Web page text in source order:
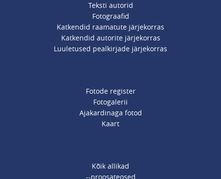
Teksti autorid
Fotograafid
Katkendid raamatute järjekorras
Katkendid autorite järjekorras
Luuletused pealkirjade järjekorras
Fotode register
Fotogalerii
Ajakardinaga fotod
Kaart
Kõik allikad
--proosateosed